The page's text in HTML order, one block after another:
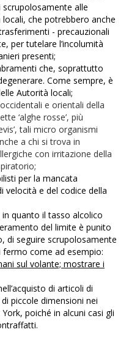
alle
che potrebbero anche
- precauzionali
per tutelare l’incolumità
presenti;
che, soprattutto
Come sempre, è
Autorità locali;
e orientali della
‘alghe rosse’, più
tali micro organismi
a chi si trova in
con irritazione della
per la mancata
velocità e del codice della
quanto il tasso alcolico
del limite è punito
di seguire scrupolosamente
fermo come ad esempio:
sul volante; mostrare i
di articoli di
piccole dimensioni nei
poiché in alcuni casi gli